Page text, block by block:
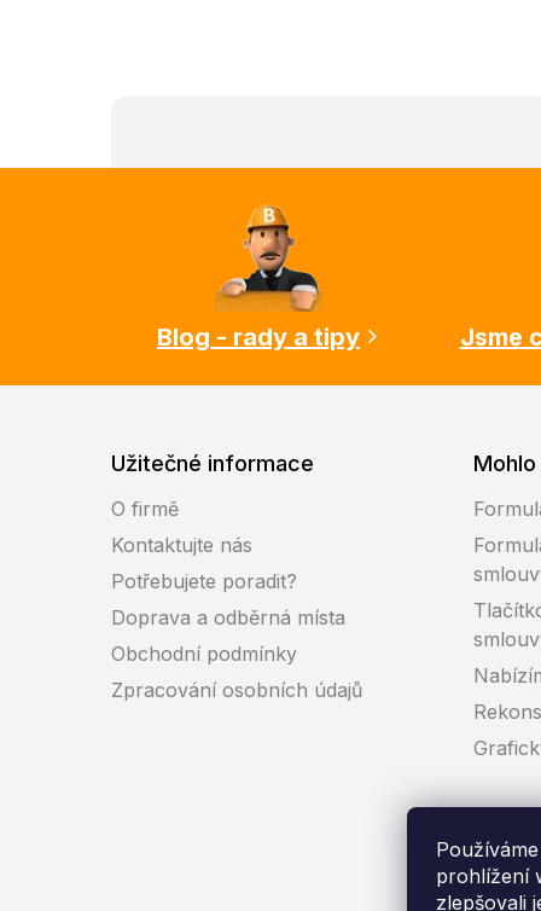
prohlížení
zlepšovali
Blog - rady a tipy
Jsme
Užitečné informace
O firmě
Kontaktujte nás
Potřebujete poradit?
Doprava a odběrná místa
Obchodní podmínky
Zpracování osobních údajů